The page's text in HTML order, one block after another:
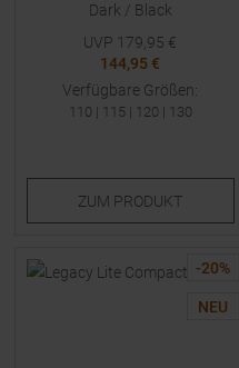
Dark / Black
UVP 179,95 €
144,95 €
Verfügbare Größen:
110 | 115 | 120 | 130
ZUM PRODUKT
-20%
NEU